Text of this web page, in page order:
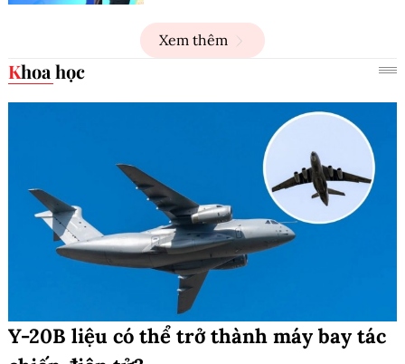
Xem thêm
Khoa học
Y-20B liệu có thể trở thành máy bay tác